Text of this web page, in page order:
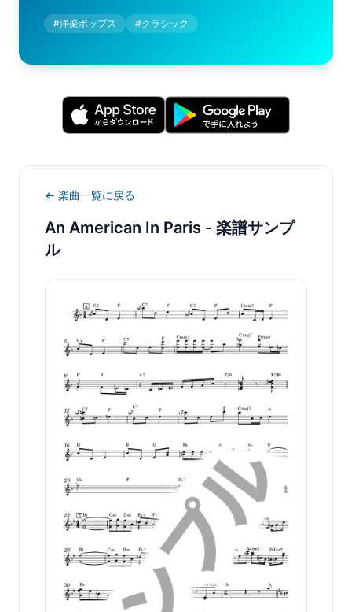
#洋楽ポップス #クラシック
← 楽曲一覧に戻る
An American In Paris - 楽譜サンプ
ル